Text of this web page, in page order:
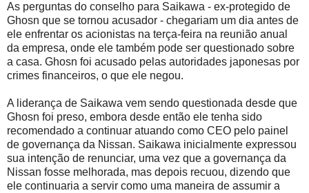
As perguntas do conselho para Saikawa - ex-protegido de
Ghosn que se tornou acusador - chegariam um dia antes de
ele enfrentar os acionistas na terça-feira na reunião anual
da empresa, onde ele também pode ser questionado sobre
a casa. Ghosn foi acusado pelas autoridades japonesas por
crimes financeiros, o que ele negou.
A liderança de Saikawa vem sendo questionada desde que
Ghosn foi preso, embora desde então ele tenha sido
recomendado a continuar atuando como CEO pelo painel
de governança da Nissan. Saikawa inicialmente expressou
sua intenção de renunciar, uma vez que a governança da
Nissan fosse melhorada, mas depois recuou, dizendo que
ele continuaria a servir como uma maneira de assumir a